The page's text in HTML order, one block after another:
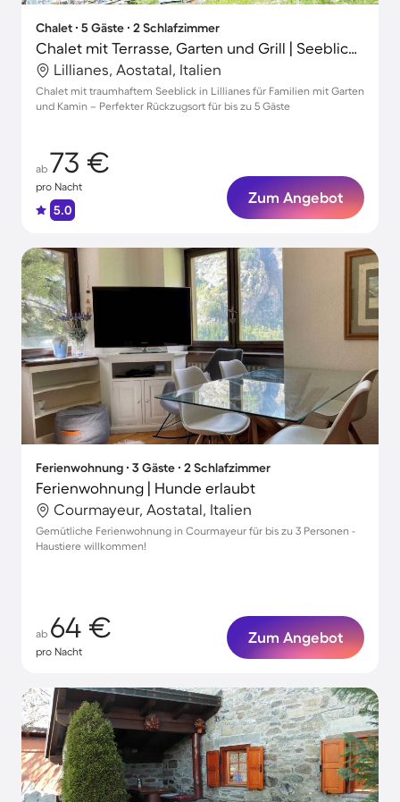
Chalet ∙ 5 Gäste ∙ 2 Schlafzimmer
Chalet mit Terrasse, Garten und Grill | Seeblick | Ideal für Homeoffice
Lillianes, Aostatal, Italien
Chalet mit traumhaftem Seeblick in Lillianes für Familien mit Garten
und Kamin – Perfekter Rückzugsort für bis zu 5 Gäste
ab 73 €
pro Nacht
5.0
Zum Angebot
Ferienwohnung ∙ 3 Gäste ∙ 2 Schlafzimmer
Ferienwohnung | Hunde erlaubt
Courmayeur, Aostatal, Italien
Gemütliche Ferienwohnung in Courmayeur für bis zu 3 Personen -
Haustiere willkommen!
ab 64 €
pro Nacht
Zum Angebot